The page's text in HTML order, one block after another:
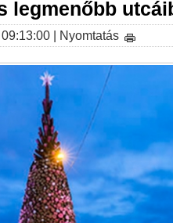
legmenőbb
| Nyomtatás